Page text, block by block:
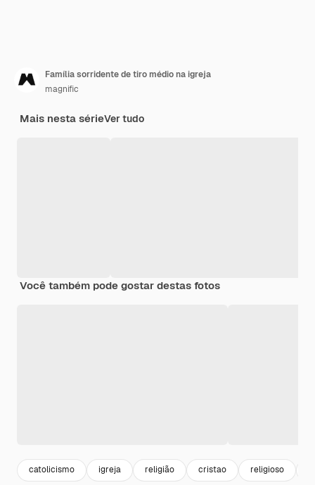
Família sorridente de tiro médio na igreja
magnific
Mais nesta sérieVer tudo
Você também pode gostar destas fotos
catolicismo igreja religião cristao religioso